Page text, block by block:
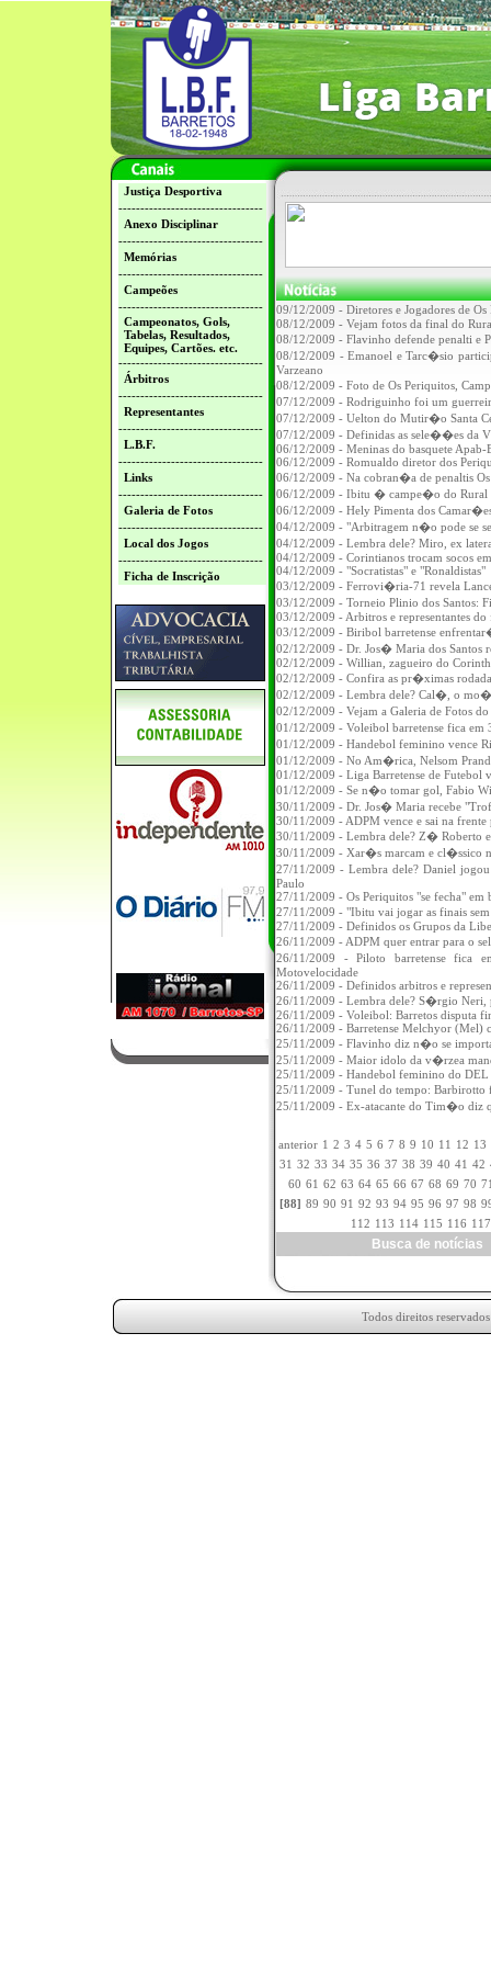
Justiça Desportiva
---------------------------------
Anexo Disciplinar
---------------------------------
Memórias
---------------------------------
Campeões
---------------------------------
Campeonatos, Gols,
Tabelas, Resultados,
Equipes, Cartões. etc.
---------------------------------
Árbitros
---------------------------------
Representantes
---------------------------------
L.B.F.
---------------------------------
Links
---------------------------------
Galeria de Fotos
---------------------------------
Local dos Jogos
---------------------------------
Ficha de Inscrição
09/12/2009 - Diretores e Jogadores de
08/12/2009 - Vejam fotos da final do
08/12/2009 - Flavinho defende penalti e
08/12/2009 - Emanoel e Tarc�sio
Varzeano
08/12/2009 - Foto de Os Periquitos,
07/12/2009 - Rodriguinho foi um
07/12/2009 - Uelton do Mutir�o Santa
07/12/2009 - Definidas as sele��es da
06/12/2009 - Meninas do basquete
06/12/2009 - Romualdo diretor dos
06/12/2009 - Na cobran�a de penaltis
06/12/2009 - Ibitu � campe�o do Rural
06/12/2009 - Hely Pimenta dos
04/12/2009 - "Arbitragem n�o pode se
04/12/2009 - Lembra dele? Miro, ex
04/12/2009 - Corintianos trocam socos
04/12/2009 - "Socratistas" e "Ronaldistas"
03/12/2009 - Ferrovi�ria-71 revela
03/12/2009 - Torneio Plinio dos Santos:
03/12/2009 - Arbitros e representantes
03/12/2009 - Biribol barretense
02/12/2009 - Dr. Jos� Maria dos Santos
02/12/2009 - Willian, zagueiro do
02/12/2009 - Confira as pr�ximas
02/12/2009 - Lembra dele? Cal�, o
02/12/2009 - Vejam a Galeria de Fotos
01/12/2009 - Voleibol barretense fica
01/12/2009 - Handebol feminino vence
01/12/2009 - No Am�rica, Nelsom
01/12/2009 - Liga Barretense de Futebol
01/12/2009 - Se n�o tomar gol, Fabio
30/11/2009 - Dr. Jos� Maria recebe
30/11/2009 - ADPM vence e sai na
30/11/2009 - Lembra dele? Z� Roberto
30/11/2009 - Xar�s marcam e cl�ssico
27/11/2009 - Lembra dele? Daniel
Paulo
27/11/2009 - Os Periquitos "se fecha" em
27/11/2009 - "Ibitu vai jogar as finais
27/11/2009 - Definidos os Grupos da
26/11/2009 - ADPM quer entrar para o
26/11/2009 - Piloto barretense
Motovelocidade
26/11/2009 - Definidos arbitros e
26/11/2009 - Lembra dele? S�rgio
26/11/2009 - Voleibol: Barretos disputa
26/11/2009 - Barretense Melchyor (Mel)
25/11/2009 - Flavinho diz n�o se
25/11/2009 - Maior idolo da v�rzea
25/11/2009 - Handebol feminino do DEL
25/11/2009 - Tunel do tempo:
25/11/2009 - Ex-atacante do Tim�o diz
anterior 1 2 3 4 5 6 7 8 9 10 11 12 13
31 32 33 34 35 36 37 38 39 40 41 42
60 61 62 63 64 65 66 67 68 69 70
[88] 89 90 91 92 93 94 95 96 97 98
112 113 114 115 116 117
Busca de
Todos direitos